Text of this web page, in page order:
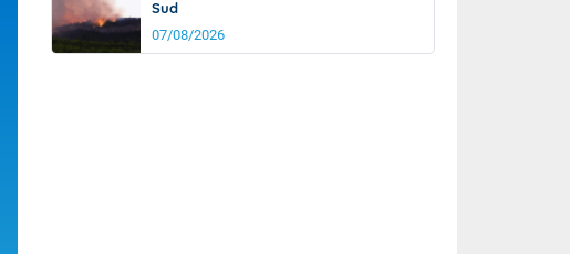
Sud
07/08/2026